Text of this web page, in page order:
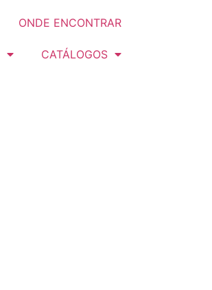
ONDE ENCONTRAR
CATÁLOGOS